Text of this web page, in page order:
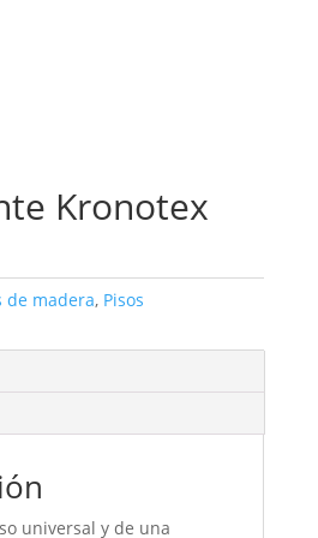
Kronotex
de madera, Pisos
universal y de una